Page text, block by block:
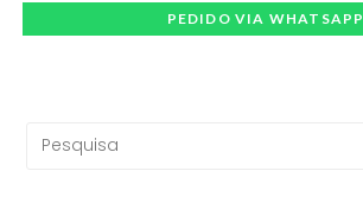
PEDIDO VIA WHATSAPP